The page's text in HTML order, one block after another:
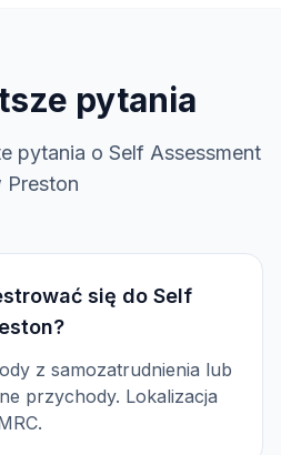
pytania
pytania o Self Assessment
Preston
się do Self
z samozatrudnienia lub
przychody. Lokalizacja